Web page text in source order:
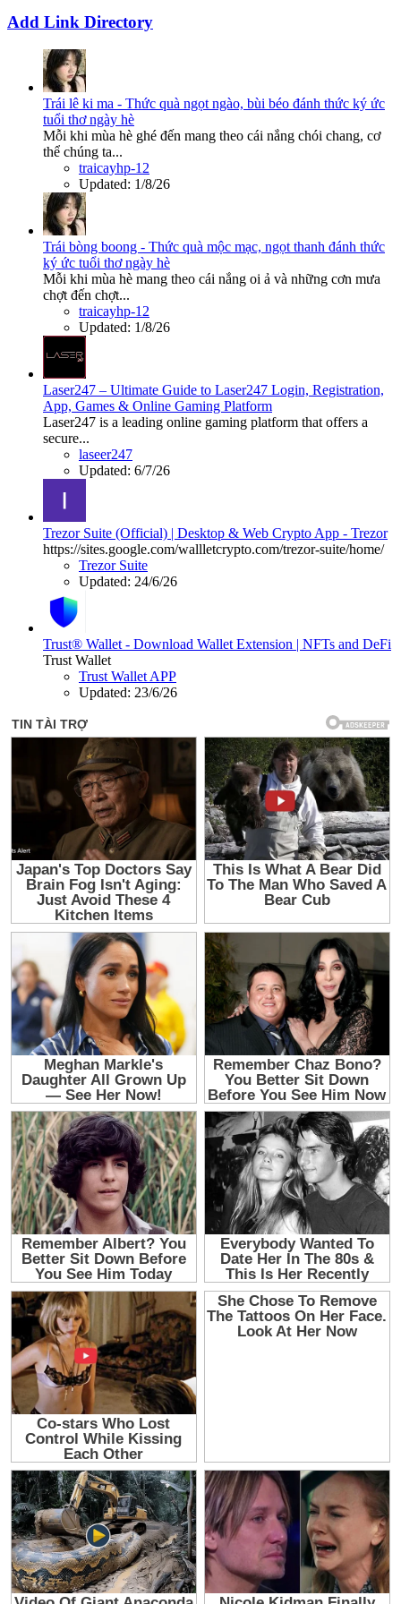
Add Link Directory
Trái lê ki ma - Thức quà ngọt ngào, bùi béo đánh thức ký ức
tuổi thơ ngày hè
Mỗi khi mùa hè ghé đến mang theo cái nắng chói chang, cơ
thể chúng ta...
traicayhp-12
Updated: 1/8/26
Trái bòng boong - Thức quà mộc mạc, ngọt thanh đánh thức
ký ức tuổi thơ ngày hè
Mỗi khi mùa hè mang theo cái nắng oi ả và những cơn mưa
chợt đến chợt...
traicayhp-12
Updated: 1/8/26
Laser247 – Ultimate Guide to Laser247 Login, Registration,
App, Games & Online Gaming Platform
Laser247 is a leading online gaming platform that offers a
secure...
laseer247
Updated: 6/7/26
Trezor Suite (Official) | Desktop & Web Crypto App - Trezor
https://sites.google.com/wallletcrypto.com/trezor-suite/home/
Trezor Suite
Updated: 24/6/26
Trust® Wallet - Download Wallet Extension | NFTs and DeFi
Trust Wallet
Trust Wallet APP
Updated: 23/6/26